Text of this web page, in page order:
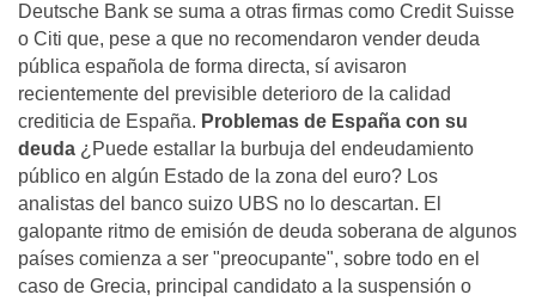
Deutsche Bank se suma a otras firmas como Credit Suisse
o Citi que, pese a que no recomendaron vender deuda
pública española de forma directa, sí avisaron
recientemente del previsible deterioro de la calidad
crediticia de España. Problemas de España con su
deuda ¿Puede estallar la burbuja del endeudamiento
público en algún Estado de la zona del euro? Los
analistas del banco suizo UBS no lo descartan. El
galopante ritmo de emisión de deuda soberana de algunos
países comienza a ser "preocupante", sobre todo en el
caso de Grecia, principal candidato a la suspensión o